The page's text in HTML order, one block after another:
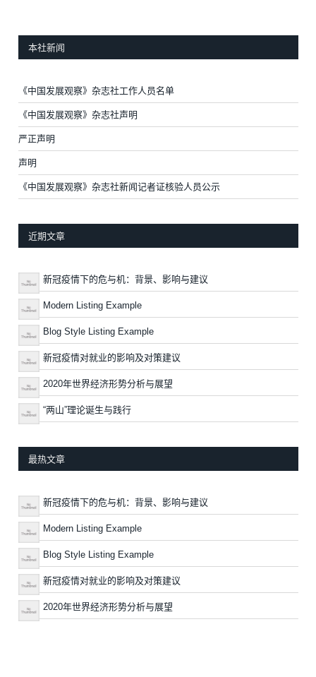
本社新闻
《中国发展观察》杂志社工作人员名单
《中国发展观察》杂志社声明
严正声明
声明
《中国发展观察》杂志社新闻记者证核验人员公示
近期文章
新冠疫情下的危与机：背景、影响与建议
Modern Listing Example
Blog Style Listing Example
新冠疫情对就业的影响及对策建议
2020年世界经济形势分析与展望
“两山”理论诞生与践行
最热文章
新冠疫情下的危与机：背景、影响与建议
Modern Listing Example
Blog Style Listing Example
新冠疫情对就业的影响及对策建议
2020年世界经济形势分析与展望